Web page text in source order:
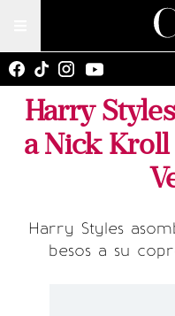
Harry
a Nick Kroll
Harry Styles
besos a su